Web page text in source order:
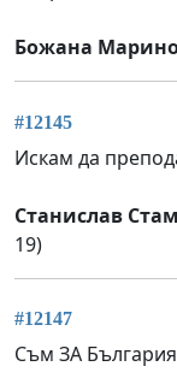
Божана
#12145
Искам да
Станислав
19)
#12147
Съм ЗА